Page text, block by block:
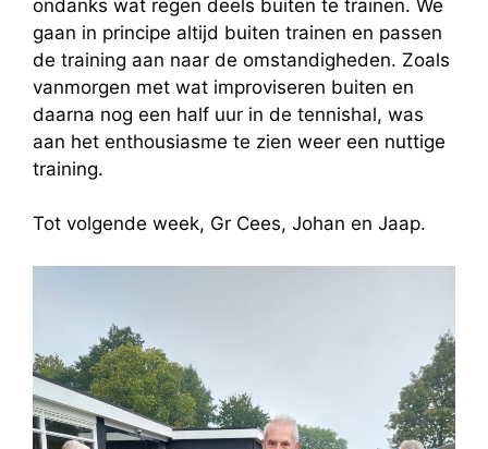
ondanks wat regen deels buiten te trainen. We
gaan in principe altijd buiten trainen en passen
de training aan naar de omstandigheden. Zoals
vanmorgen met wat improviseren buiten en
daarna nog een half uur in de tennishal, was
aan het enthousiasme te zien weer een nuttige
training.
Tot volgende week, Gr Cees, Johan en Jaap.